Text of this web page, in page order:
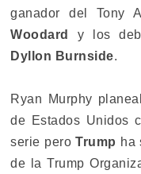
ganador del Tony
Woodard
y los
Dyllon Burnside.
Ryan Murphy
de Estados Unidos
serie peroTrump ha
de la Trump